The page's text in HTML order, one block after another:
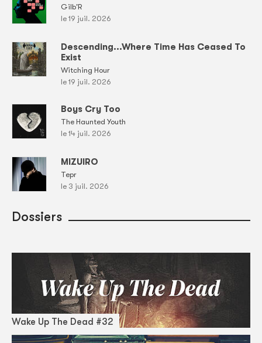
Gilb'R
le 19 juil. 2026
Descending...Where Time Has Ceased To
Exist
Witching Hour
le 19 juil. 2026
Boys Cry Too
The Haunted Youth
le 14 juil. 2026
MIZUIRO
Tepr
le 3 juil. 2026
Dossiers
Wake Up The Dead #32